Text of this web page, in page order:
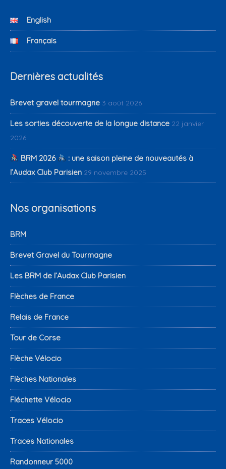
English
Français
Dernières actualités
Brevet gravel tourmagne 3 août 2026
Les sorties découverte de la longue distance 22 janvier
2026
BRM 2026
: une saison pleine de nouveautés à
l’Audax Club Parisien 29 novembre 2025
Nos organisations
BRM
Brevet Gravel du Tourmagne
Les BRM de l’Audax Club Parisien
Flèches de France
Relais de France
Tour de Corse
Flèche Vélocio
Flèches Nationales
Fléchette Vélocio
Traces Vélocio
Traces Nationales
Randonneur 5000